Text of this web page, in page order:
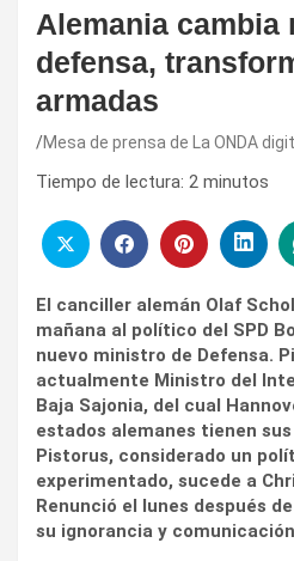
Alemania cambia
defensa,
armadas
Mesa de prensa de La ONDA
Tiempo de lectura: 2 minutos
El canciller alemán Olaf
mañana al político del SPD
nuevo ministro de Defensa.
actualmente Ministro del
Baja Sajonia, del cual
estados alemanes tienen
Pistorus, considerado un
experimentado, sucede a
Renunció el lunes después
su ignorancia y